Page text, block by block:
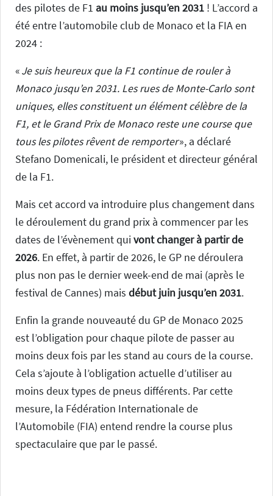
des pilotes de F1 au moins jusqu’en 2031 ! L’accord a
été entre l’automobile club de Monaco et la FIA en
2024 :
«Je suis heureux que la F1 continue de rouler à
Monaco jusqu’en 2031. Les rues de Monte-Carlo sont
uniques, elles constituent un élément célèbre de la
F1, et le Grand Prix de Monaco reste une course que
tous les pilotes rêvent de remporter», a déclaré
Stefano Domenicali, le président et directeur général
de la F1.
Mais cet accord va introduire plus changement dans
le déroulement du grand prix à commencer par les
dates de l’évènement quivont changer à partir de
2026. En effet, à partir de 2026, le GP ne déroulera
plus non pas le dernier week-end de mai (après le
festival de Cannes) mais début juin jusqu’en 2031.
Enfin la grande nouveauté du GP de Monaco 2025
est l’obligation pour chaque pilote de passer au
moins deux fois par les stand au cours de la course.
Cela s’ajoute à l’obligation actuelle d’utiliser au
moins deux types de pneus différents. Par cette
mesure, la Fédération Internationale de
l’Automobile (FIA) entend rendre la course plus
spectaculaire que par le passé.